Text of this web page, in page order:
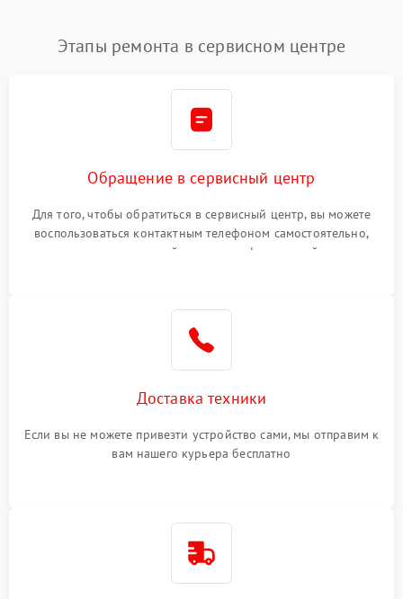
Этапы ремонта в сервисном центре
Обращение в сервисный центр
Для того, чтобы обратиться в сервисный центр, вы можете
воспользоваться контактным телефоном самостоятельно,
или оставить свой номер телефона на сайте
Доставка техники
Если вы не можете привезти устройство сами, мы отправим к
вам нашего курьера бесплатно